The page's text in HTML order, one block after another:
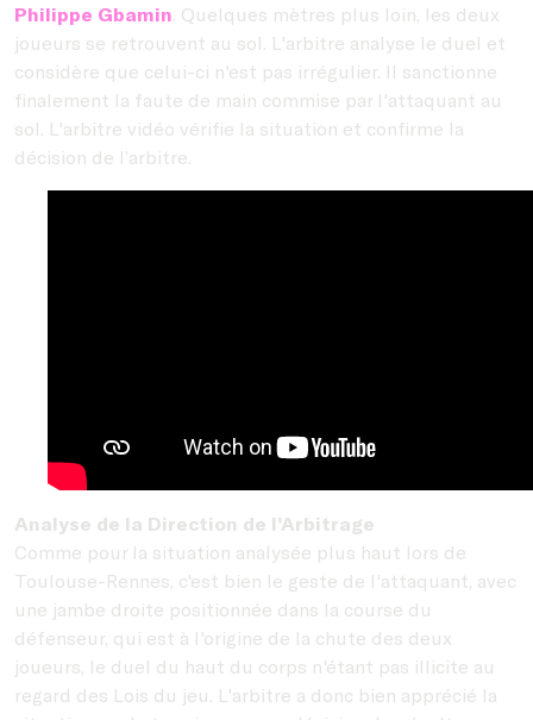
Philippe Gbamin. Quelques mètres plus loin, les deux
joueurs se retrouvent au sol. L'arbitre analyse le duel et
considère que celui-ci n'est pas irrégulier. Il sanctionne
finalement la faute de main commise par l'attaquant au
sol. L'arbitre vidéo vérifie la situation et confirme la
décision de l’arbitre.
Analyse de la Direction de l’Arbitrage
Comme pour la situation analysée plus haut lors de
Toulouse-Rennes, c'est bien le geste de l'attaquant, avec
une jambe droite positionnée dans la course du
défenseur, qui est à l'origine de la chute des deux
joueurs, le duel du haut du corps n'étant pas illicite au
regard des Lois du jeu. L'arbitre a donc bien apprécié la